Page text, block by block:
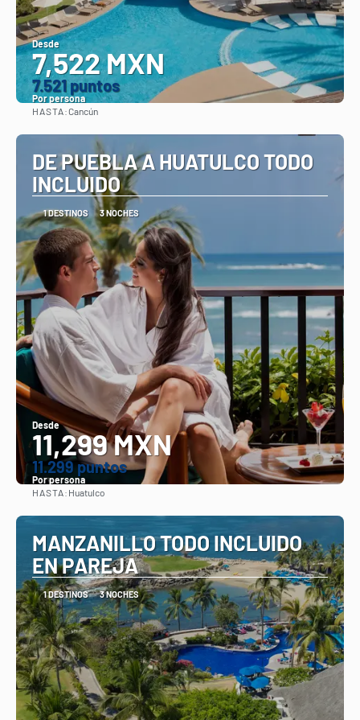
Desde
7,522 MXN
7.521 puntos
Por persona
HASTA:Cancún
DE PUEBLA A HUATULCO TODO
INCLUIDO
1 DESTINOS 3 NOCHES
Desde
11,299 MXN
11.299 puntos
Por persona
HASTA: Huatulco
MANZANILLO TODO INCLUIDO
EN PAREJA
1 DESTINOS 3 NOCHES